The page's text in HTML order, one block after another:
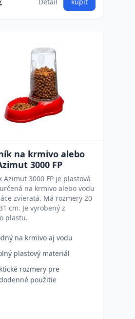
na krmivo alebo
3000 FP
Azimut 3000 FP je plastová
na krmivo alebo vodu
zvieratá. Má rozmery 20
cm. Je vyrobený z
plastu.
na krmivo aj vodu
plastový materiál
rozmery pre
použitie